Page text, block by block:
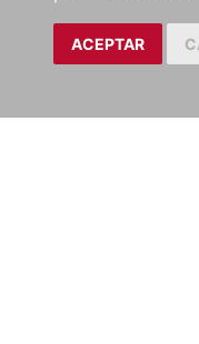
ACEPTAR